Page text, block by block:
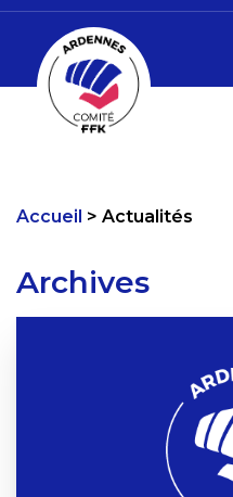
Accueil Actualités
Archives